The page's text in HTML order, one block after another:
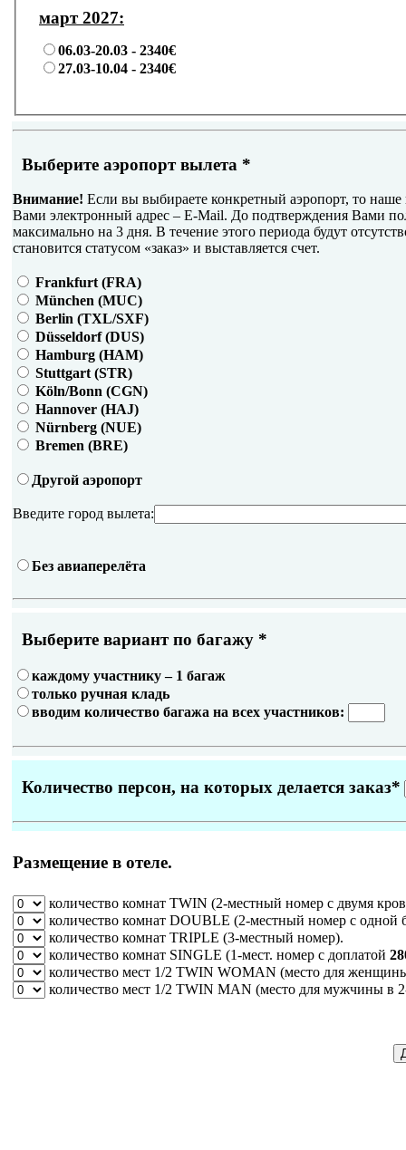
март 2027:
06.03-20.03 - 2340€
27.03-10.04 - 2340€
Выберите аэропорт вылета *
Внимание! Если вы выбираете конкретный аэропорт, то
Вами электронный адрес – E-Mail. До подтверждения Вами
максимально на 3 дня. В течение этого периода будут
становится статусом «заказ» и выставляется счет.
Frankfurt (FRA)
München (MUC)
Berlin (TXL/SXF)
Düsseldorf (DUS)
Hamburg (HAM)
Stuttgart (STR)
Köln/Bonn (CGN)
Hannover (HAJ)
Nürnberg (NUE)
Bremen (BRE)
Другой аэропорт
Введите город вылета:
Без авиаперелёта
Выберите вариант по багажу *
каждому участнику – 1 багаж
только ручная кладь
вводим количество багажа на всех участников:
Количество персон, на которых делается заказ*
Размещение в отеле.
количество комнат TWIN (2-местный номер с двумя
количество комнат DOUBLE (2-местный номер с одной
количество комнат TRIPLE (3-местный номер).
количество комнат SINGLE (1-мест. номер c доплатой
количество мест 1/2 TWIN WOMAN (место для
количество мест 1/2 TWIN MAN (место для мужчины в